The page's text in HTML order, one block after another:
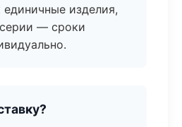
изделия,
— сроки